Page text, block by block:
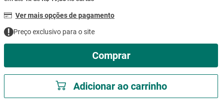
Ver mais opções de pagamento
Preço exclusivo para o site
Comprar
Adicionar ao carrinho